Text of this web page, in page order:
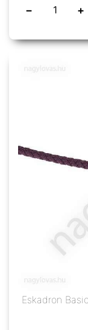
− +
Eskadron